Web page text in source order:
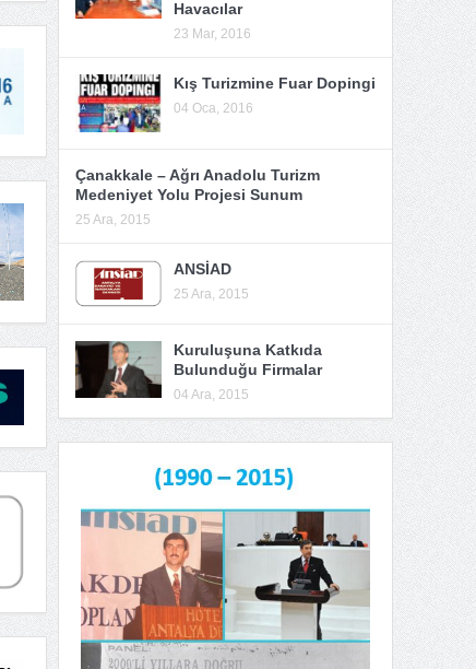
Havacılar
23 Mar, 2016
Kış Turizmine Fuar Dopingi
04 Oca, 2016
Çanakkale – Ağrı Anadolu Turizm
Medeniyet Yolu Projesi Sunum
25 Ara, 2015
ANSİAD
25 Ara, 2015
Kuruluşuna Katkıda
Bulunduğu Firmalar
04 Ara, 2015